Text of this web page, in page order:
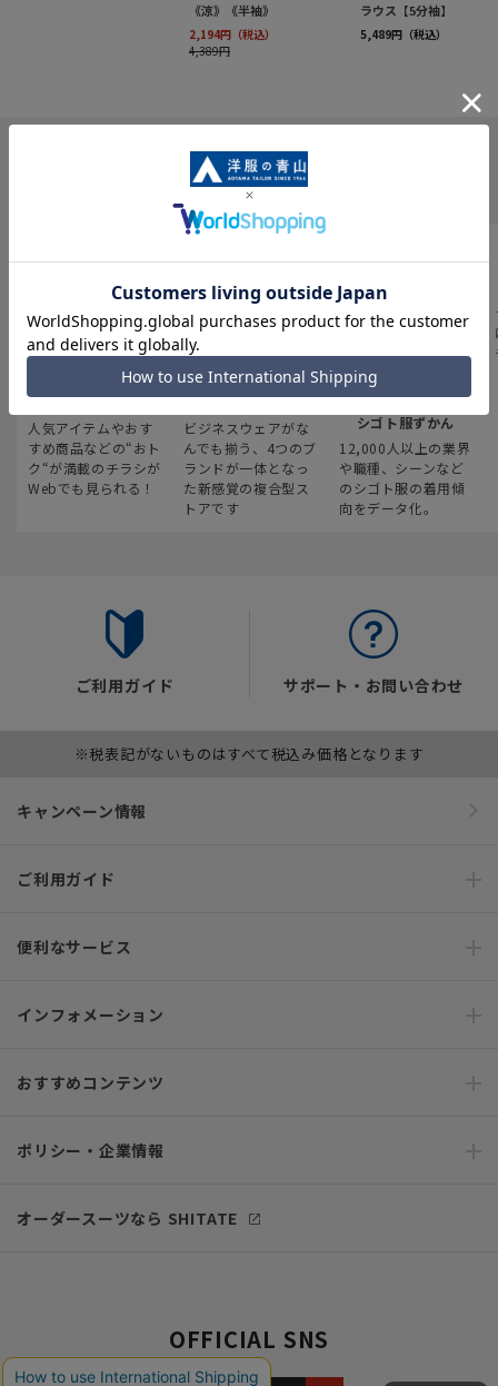
INFORMATION
最新のお買い得情報
人気アイテムやおす
すめ商品などの“おト
ク“が満載のチラシが
Webでも見られる！
スーツスクエア
ビジネスウェアがな
んでも揃う、4つのブ
ランドが一体となっ
た新感覚の複合型ス
トアです
みんなの
シゴト服ずかん
12,000人以上の業界
や職種、シーンなど
のシゴト服の着用傾
向をデータ化。
ご利用ガイド サポート・お問い合わせ
※税表記がないものはすべて税込み価格となります
キャンペーン情報
ご利用ガイド
便利なサービス
インフォメーション
おすすめコンテンツ
ポリシー・企業情報
オーダースーツなら SHITATE
OFFICIAL SNS